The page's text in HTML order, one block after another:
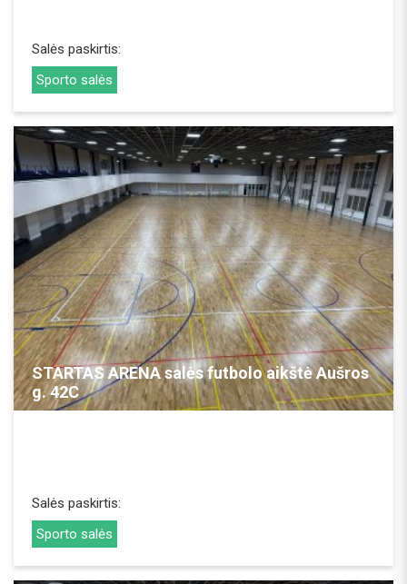
Salės paskirtis:
Sporto salės
STARTAS ARENA salės futbolo aikštė Aušros
g. 42C
Salės paskirtis:
Sporto salės
REZERVUOTI